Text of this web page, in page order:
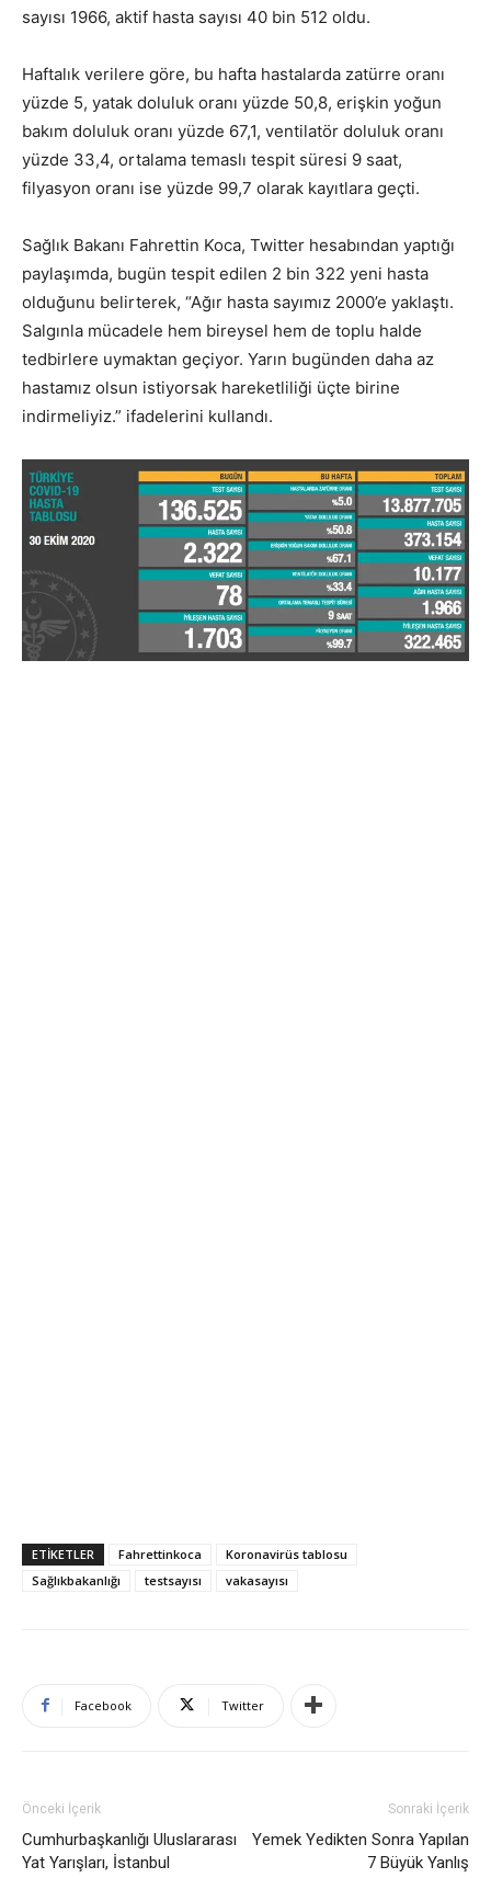
sayısı 1966, aktif hasta sayısı 40 bin 512 oldu.
Haftalık verilere göre, bu hafta hastalarda zatürre oranı
yüzde 5, yatak doluluk oranı yüzde 50,8, erişkin yoğun
bakım doluluk oranı yüzde 67,1, ventilatör doluluk oranı
yüzde 33,4, ortalama temaslı tespit süresi 9 saat,
filyasyon oranı ise yüzde 99,7 olarak kayıtlara geçti.
Sağlık Bakanı Fahrettin Koca, Twitter hesabından yaptığı
paylaşımda, bugün tespit edilen 2 bin 322 yeni hasta
olduğunu belirterek, “Ağır hasta sayımız 2000’e yaklaştı.
Salgınla mücadele hem bireysel hem de toplu halde
tedbirlere uymaktan geçiyor. Yarın bugünden daha az
hastamız olsun istiyorsak hareketliliği üçte birine
indirmeliyiz.” ifadelerini kullandı.
ETIKETLER Fahrettinkoca
Koronavirüs tablosu
Sağlıkbakanlığı
testsayısı vakasayısı
Facebook Twitter
Önceki İçerik
Cumhurbaşkanlığı Uluslararası
Yat Yarışları, İstanbul
Sonraki İçerik
Yemek Yedikten Sonra Yapılan
7 Büyük Yanlış